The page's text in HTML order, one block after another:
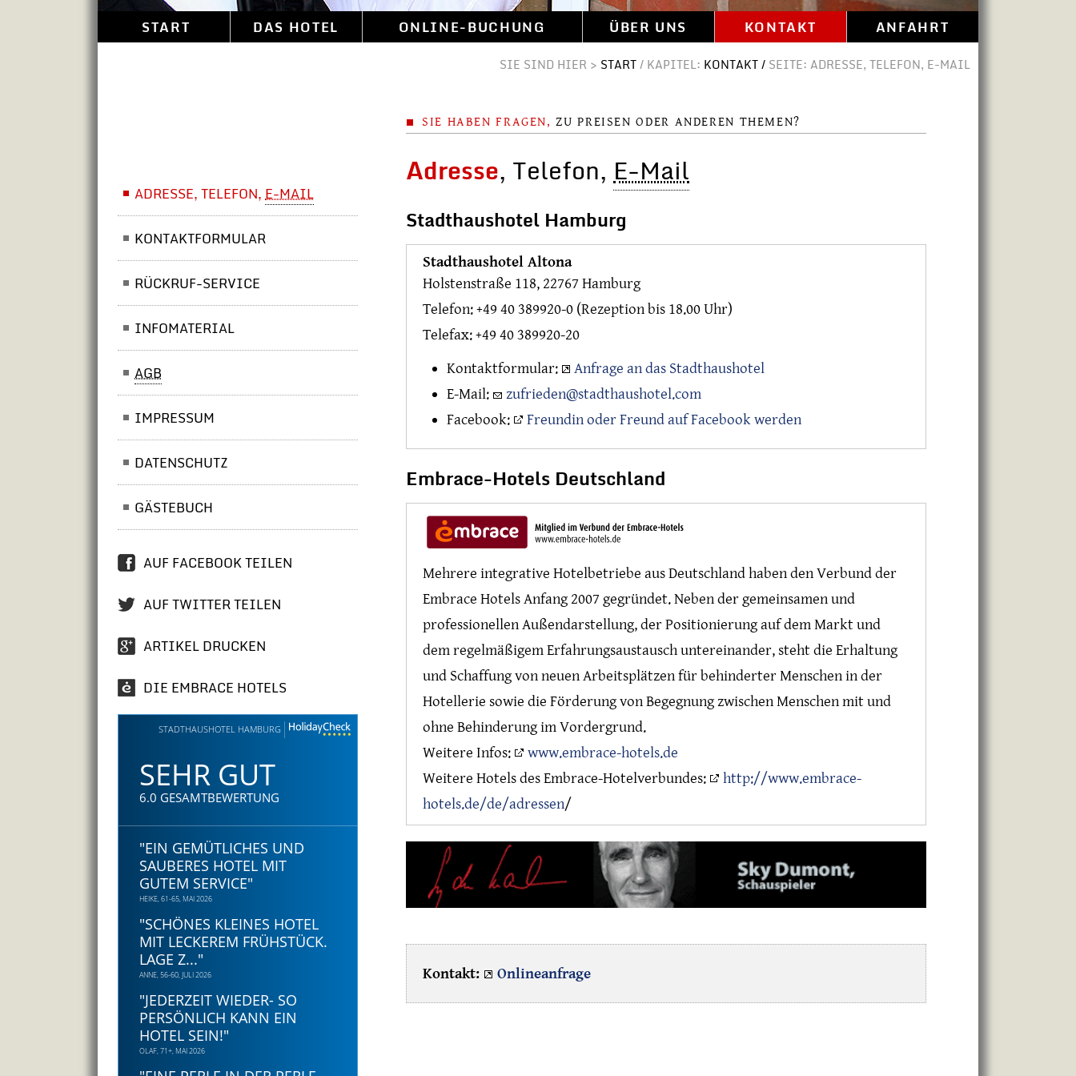
START DAS HOTEL ONLINE-BUCHUNG ÜBER UNS KONTAKT ANFAHRT
SIE SIND HIER > START/ KAPITEL: KONTAKT / SEITE: ADRESSE, TELEFON, E-MAIL
ADRESSE, TELEFON,E-MAIL
KONTAKTFORMULAR
RÜCKRUF-SERVICE
INFOMATERIAL
AGB
IMPRESSUM
DATENSCHUTZ
GÄSTEBUCH
AUFFACEBOOKTEILEN
AUFTWITTERTEILEN
ARTIKEL DRUCKEN
DIE EMBRACE HOTELS
STADTHAUSHOTEL HAMBURG
SEHR GUT
6.0 GESAMTBEWERTUNG
"EIN GEMÜTLICHES UND
SAUBERES HOTEL MIT
GUTEM SERVICE"
HEIKE, 61-65, MAI 2026
"SCHÖNES KLEINES HOTEL
MIT LECKEREM FRÜHSTÜCK.
LAGE Z..."
ANNE, 56-60, JULI 2026
"JEDERZEIT WIEDER- SO
PERSÖNLICH KANN EIN
HOTEL SEIN!"
OLAF, 71+, MAI 2026
SIE HABEN FRAGEN,ZU PREISEN ODER ANDEREN THEMEN?
Adresse, Telefon, E-Mail
Stadthaushotel Hamburg
Stadthaushotel Altona
Holstenstraße 118, 22767 Hamburg
Telefon:+49 40 389920-0 (Rezeption bis 18.00 Uhr)
Telefax: +49 40 389920-20
Kontaktformular:
Anfrage an das Stadthaushotel
E-Mail:
zufrieden@stadthaushotel.com
Facebook:
Freundin oder Freund auf Facebook werden
Embrace-Hotels Deutschland
Mehrere integrative Hotelbetriebe aus Deutschland haben den Verbund der
Embrace Hotels Anfang 2007 gegründet. Neben der gemeinsamen und
professionellen Außendarstellung, der Positionierung auf dem Markt und
dem regelmäßigem Erfahrungsaustausch untereinander, steht die Erhaltung
und Schaffung von neuen Arbeitsplätzen für behinderter Menschen in der
Hotellerie sowie die Förderung von Begegnung zwischen Menschen mit und
ohne Behinderung im Vordergrund.
Weitere Infos:
www.embrace-hotels.de
Weitere Hotels des Embrace-Hotelverbundes:
http://www.embrace-
hotels.de/de/adressen/
Kontakt: Onlineanfrage